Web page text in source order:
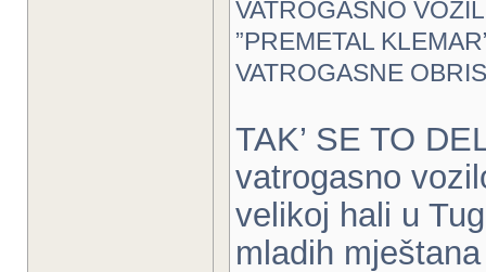
VATROGASNO
”PREMETAL
VATROGASNE
TAK’ SE TO
vatrogasno
velikoj hali u
mladih mještana